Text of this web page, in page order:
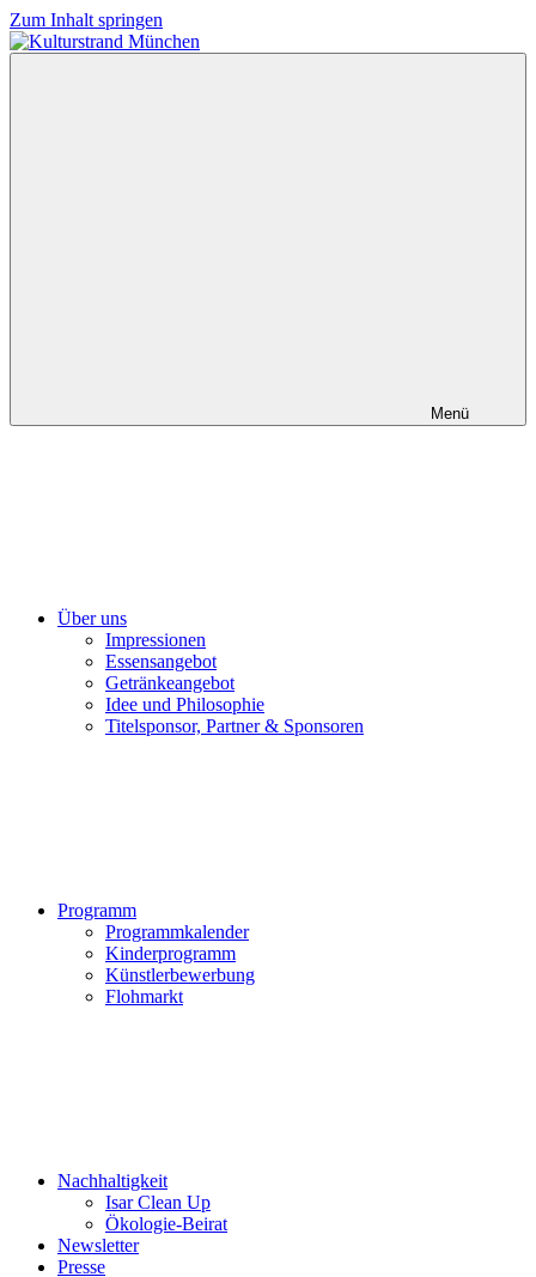
Zum Inhalt springen
Menü
Über uns
Impressionen
Essensangebot
Getränkeangebot
Idee und Philosophie
Titelsponsor, Partner & Sponsoren
Programm
Programmkalender
Kinderprogramm
Künstlerbewerbung
Flohmarkt
Nachhaltigkeit
Isar Clean Up
Ökologie-Beirat
Newsletter
Presse